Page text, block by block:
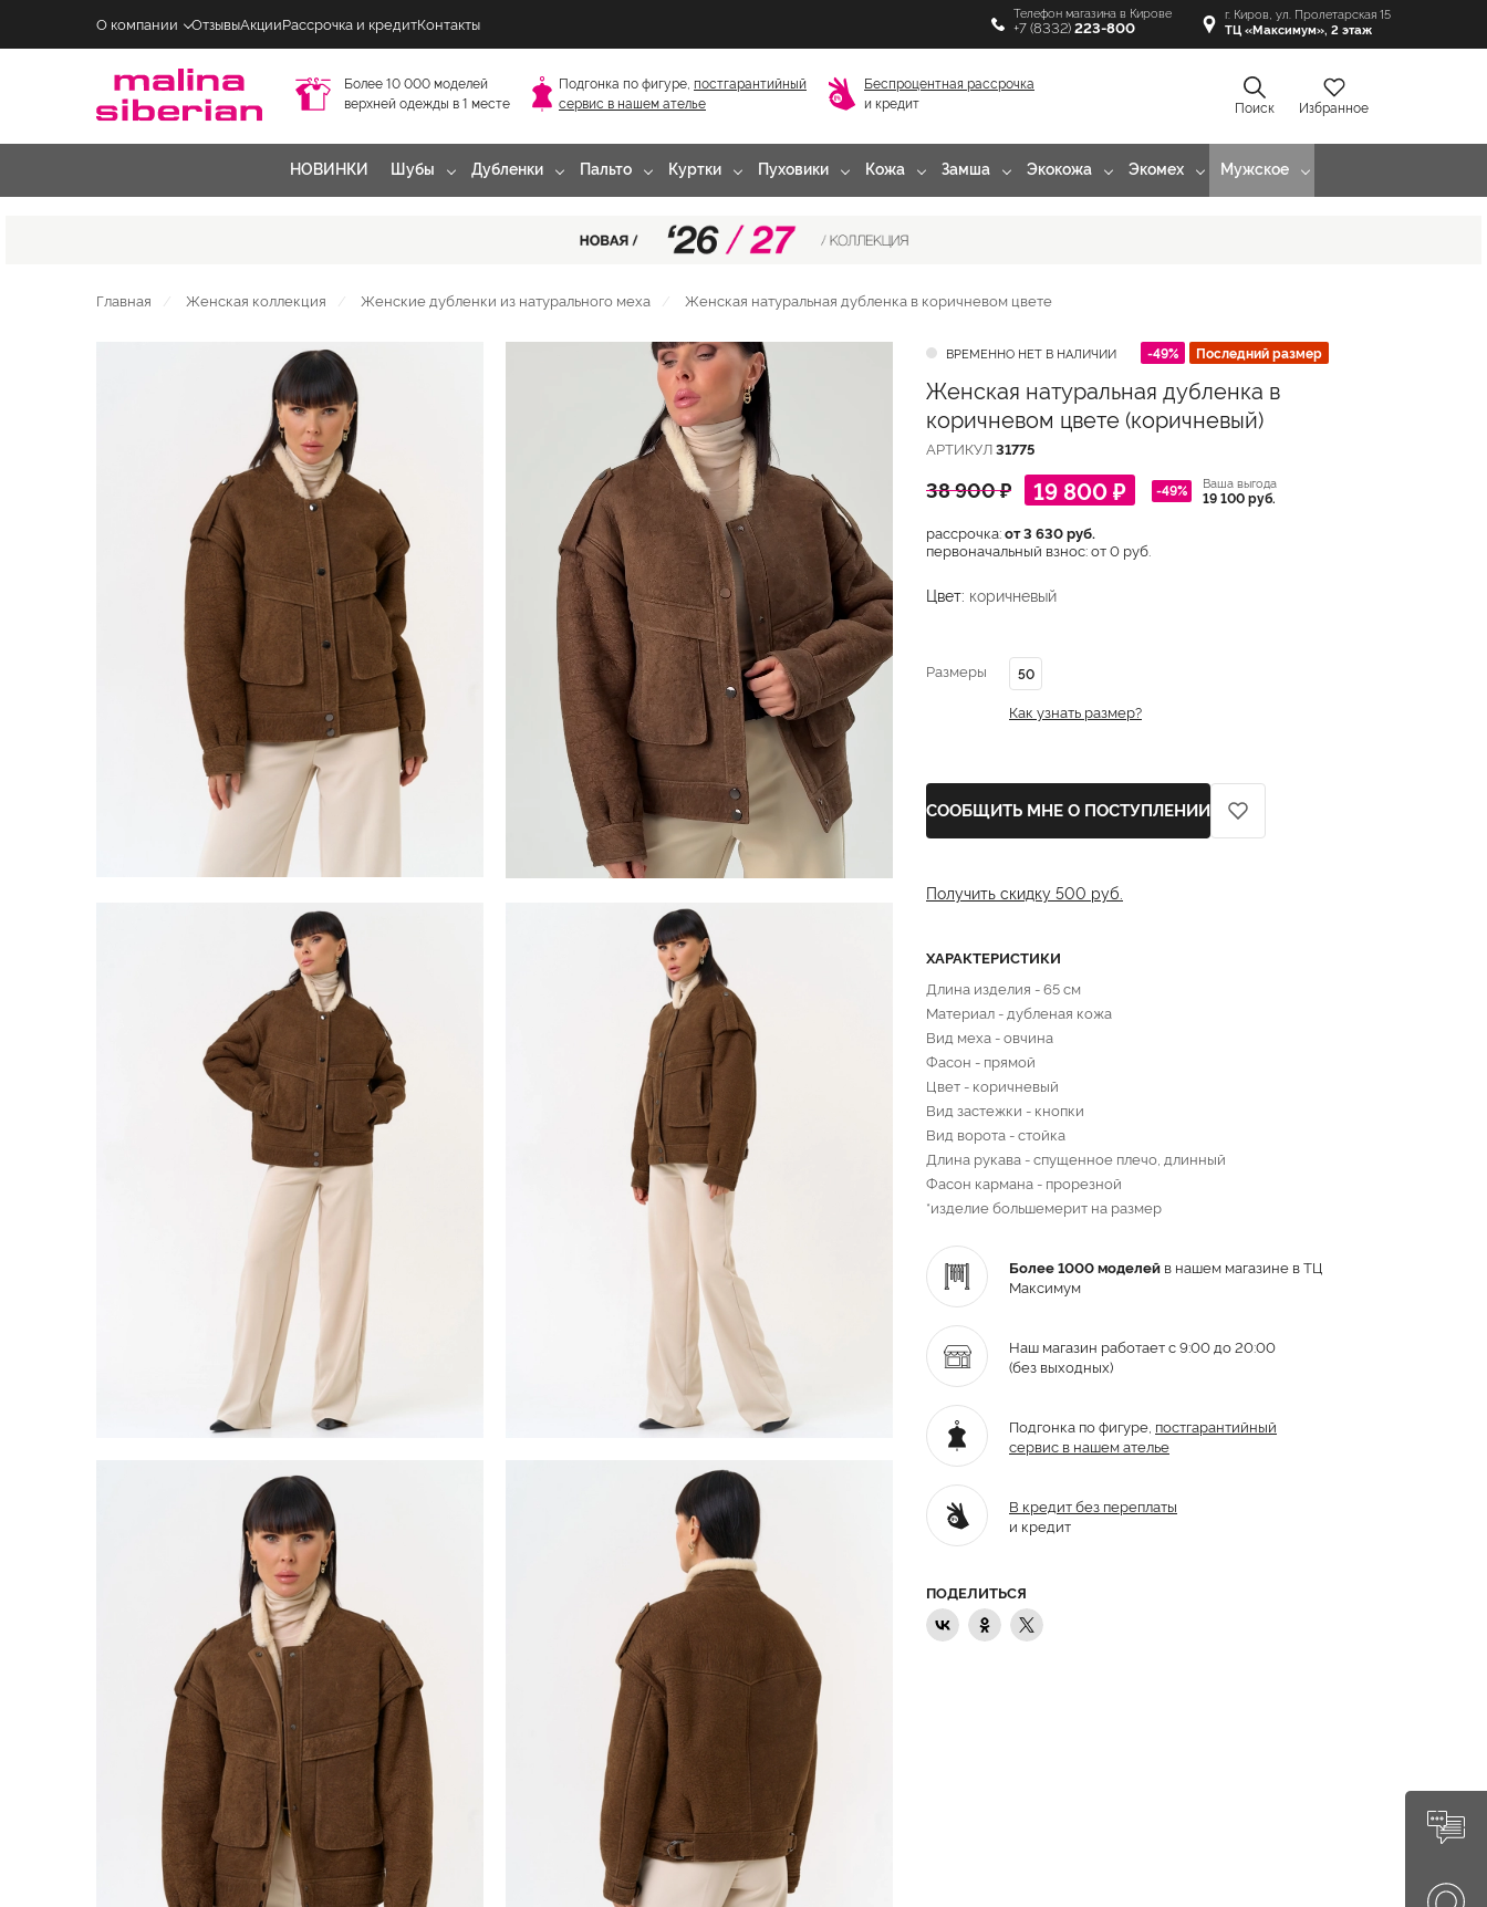
О компании ОтзывыАкцииРассрочка и кредитКонтакты
Телефон магазина в Кирове
+7 (8332) 223-800
г. Киров, ул. Пролетарская 15
ТЦ «Максимум», 2 этаж
Более 10 000 моделей
верхней одежды в 1 месте
Подгонка по фигуре, постгарантийный
сервис в нашем ателье
Беспроцентная рассрочка
и кредит
Поиск Избранное
НОВИНКИ Шубы Дубленки Пальто Куртки Пуховики Кожа Замша Экокожа Экомех Мужское
Главная Женская коллекция Женские дубленки из натурального меха Женская натуральная дубленка в коричневом цвете
ВРЕМЕННО НЕТ В НАЛИЧИИ -49% Последний размер
Женская натуральная дубленка в
коричневом цвете (коричневый)
АРТИКУЛ31775
38 900 ₽ 19 800 ₽ -49% Ваша выгода
19 100 руб.
рассрочка:от 3 630 руб.
первоначальный взнос: от 0 руб.
Цвет: коричневый
Размеры 50
Как узнать размер?
СООБЩИТЬ МНЕ О ПОСТУПЛЕНИИ
Получить скидку 500 руб.
ХАРАКТЕРИСТИКИ
Длина изделия - 65 см
Материал - дубленая кожа
Вид меха - овчина
Фасон - прямой
Цвет - коричневый
Вид застежки - кнопки
Вид ворота - стойка
Длина рукава - спущенное плечо, длинный
Фасон кармана - прорезной
*изделие большемерит на размер
Более 1000 моделей в нашем магазине в ТЦ
Максимум
Наш магазин работает с 9:00 до 20:00
(без выходных)
Подгонка по фигуре, постгарантийный
сервис в нашем ателье
В кредит без переплаты
и кредит
ПОДЕЛИТЬСЯ